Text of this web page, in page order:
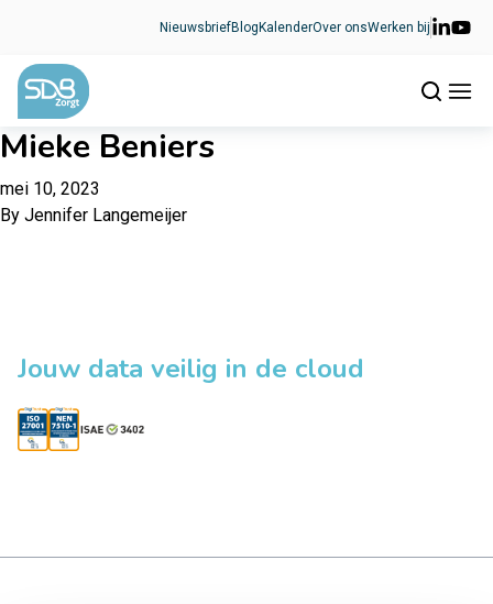
NieuwsbriefBlog KalenderOver onsWerken bij
Mieke Beniers
mei 10, 2023
By Jennifer Langemeijer
Jouw data veilig in de cloud